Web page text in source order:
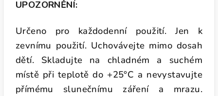
UPOZORNĚNÍ:
Určeno pro každodenní použití. Jen k
zevnímu použití. Uchovávejte mimo dosah
dětí. Skladujte na chladném a suchém
místě při teplotě do +25°C a nevystavujte
přímému slunečnímu záření a mrazu.